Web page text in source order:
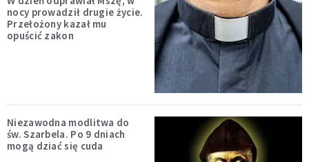
nocy prowadził drugie życie.
Przełożony kazał mu
opuścić zakon
Niezawodna modlitwa do
św. Szarbela. Po 9 dniach
mogą dziać się cuda